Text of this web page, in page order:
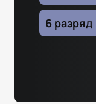
6 разряд